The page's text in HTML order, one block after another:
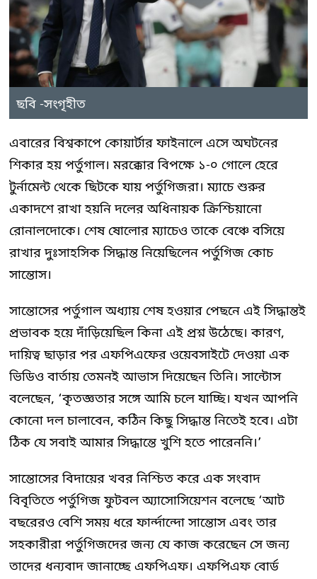
ছবি -সংগৃহীত
এবারের বিশ্বকাপে কোয়ার্টার ফাইনালে এসে অঘটনের
শিকার হয় পর্তুগাল। মরক্কোর বিপক্ষে ১-০ গোলে হেরে
টুর্নামেন্ট থেকে ছিটকে যায় পর্তুগিজরা। ম্যাচে শুরুর
একাদশে রাখা হয়নি দলের অধিনায়ক ক্রিশ্চিয়ানো
রোনালদোকে। শেষ ষোলোর ম্যাচেও তাকে বেঞ্চে বসিয়ে
রাখার দুঃসাহসিক সিদ্ধান্ত নিয়েছিলেন পর্তুগিজ কোচ
সান্তোস।
সান্তোসের পর্তুগাল অধ্যায় শেষ হওয়ার পেছনে এই সিদ্ধান্তই
প্রভাবক হয়ে দাঁড়িয়েছিল কিনা এই প্রশ্ন উঠেছে। কারণ,
দায়িত্ব ছাড়ার পর এফপিএফের ওয়েবসাইটে দেওয়া এক
ভিডিও বার্তায় তেমনই আভাস দিয়েছেন তিনি। সান্টোস
বলেছেন, ‘কৃতজ্ঞতার সঙ্গে আমি চলে যাচ্ছি। যখন আপনি
কোনো দল চালাবেন, কঠিন কিছু সিদ্ধান্ত নিতেই হবে। এটা
ঠিক যে সবাই আমার সিদ্ধান্তে খুশি হতে পারেননি।’
সান্তোসের বিদায়ের খবর নিশ্চিত করে এক সংবাদ
বিবৃতিতে পর্তুগিজ ফুটবল অ্যাসোসিয়েশন বলেছে ‘আট
বছরেরও বেশি সময় ধরে ফার্ন্দান্দো সান্তোস এবং তার
সহকারীরা পর্তুগিজদের জন্য যে কাজ করেছেন সে জন্য
তাদের ধন্যবাদ জানাচ্ছে এফপিএফ। এফপিএফ বোর্ড